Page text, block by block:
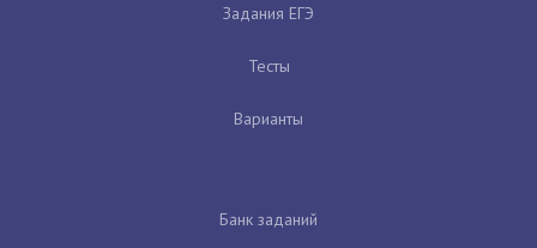
Задания ЕГЭ
Тесты
Варианты
Банк заданий